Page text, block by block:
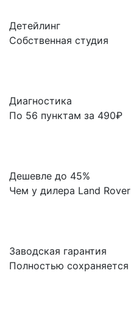
Детейлинг
Собственная студия
Диагностика
По 56 пунктам за 490₽
Дешевле до 45%
Чем у дилера Land Rover
Заводская гарантия
Полностью сохраняется